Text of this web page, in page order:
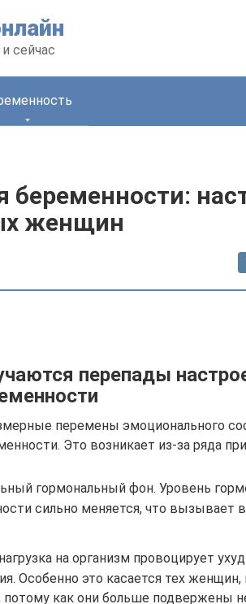
сейчас
беременности:
женщин
перепады
перемены эмоционального
Это возникает из-за ряда
гормональный фон. Уровень
сильно меняется, что вызывает
на организм провоцирует
Особенно это касается тех
потому как они больше подвержены